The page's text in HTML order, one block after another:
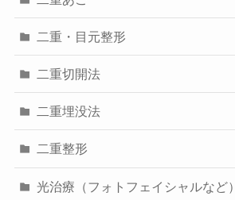
二重・目元整形
二重切開法
二重埋没法
二重整形
光治療（フォトフェイシャルなど）